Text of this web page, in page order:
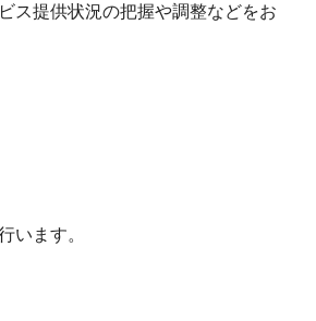
ス提供状況の把握や調整などをお
います。